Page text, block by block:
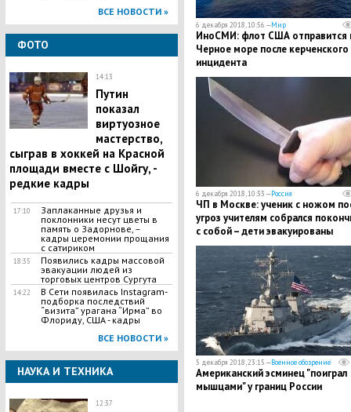
ВСЕ НОВОСТИ »
ФОТО
14:13
Путин
показал
виртуозное
мастерство,
сыграв в хоккей на Красной
площади вместе с Шойгу, -
редкие кадры
17:10
Заплаканные друзья и
поклонники несут цветы в
память о Задорнове, –
кадры церемонии прощания
с сатириком
18:35
Появились кадры массовой
эвакуации людей из
торговых центров Сургута
14:22
В Сети появилась Іnstagram-
подборка последствий
“визита” урагана “Ирма” во
Флориду, США - кадры
ВСЕ НОВОСТИ »
НАУКА И ТЕХНИКА
12:37
6 декабря 2018, 10:56 —Мир
ИноСМИ: флот США отправится
Черное море после керченского
инцидента
6 декабря 2018, 10:33 —Россия
​ЧП в Москве: ученик с ножом
угроз учителям собрался
с собой – дети эвакуированы
5 декабря 2018, 23:15 —Военное обозрение
Американский эсминец "поиграл
мышцами" у границ России